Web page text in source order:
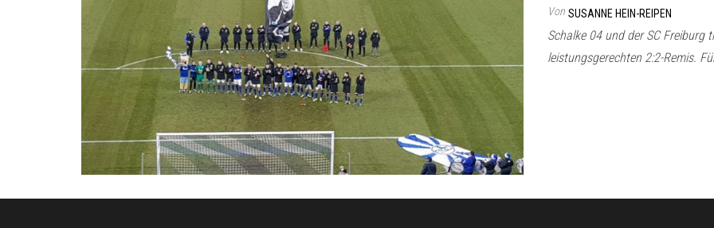
Von SUSANNE HEIN-REIPEN
Schalke 04 und der SC Freiburg
leistungsgerechten 2:2-Remis.